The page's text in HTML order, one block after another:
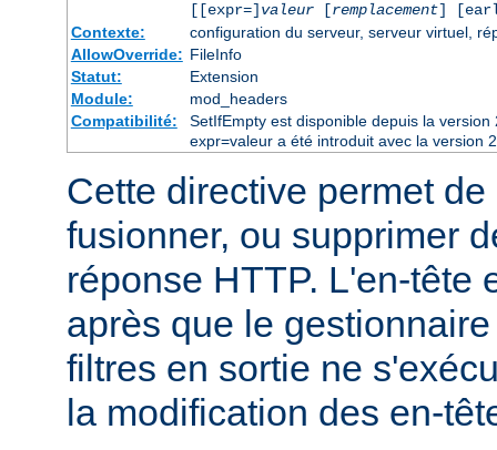
[[expr=] valeur[remplacement]
Contexte:
configuration du serveur, serveur virtuel,
AllowOverride: FileInfo
Statut:
Extension
Module:
mod_headers
Compatibilité:
SetIfEmpty est disponible depuis la
expr=valeur a été introduit avec la version
Cette directive permet de
fusionner, ou supprimer
réponse HTTP. L'en-tête
après que le
filtres en sortie ne
la modification des en-